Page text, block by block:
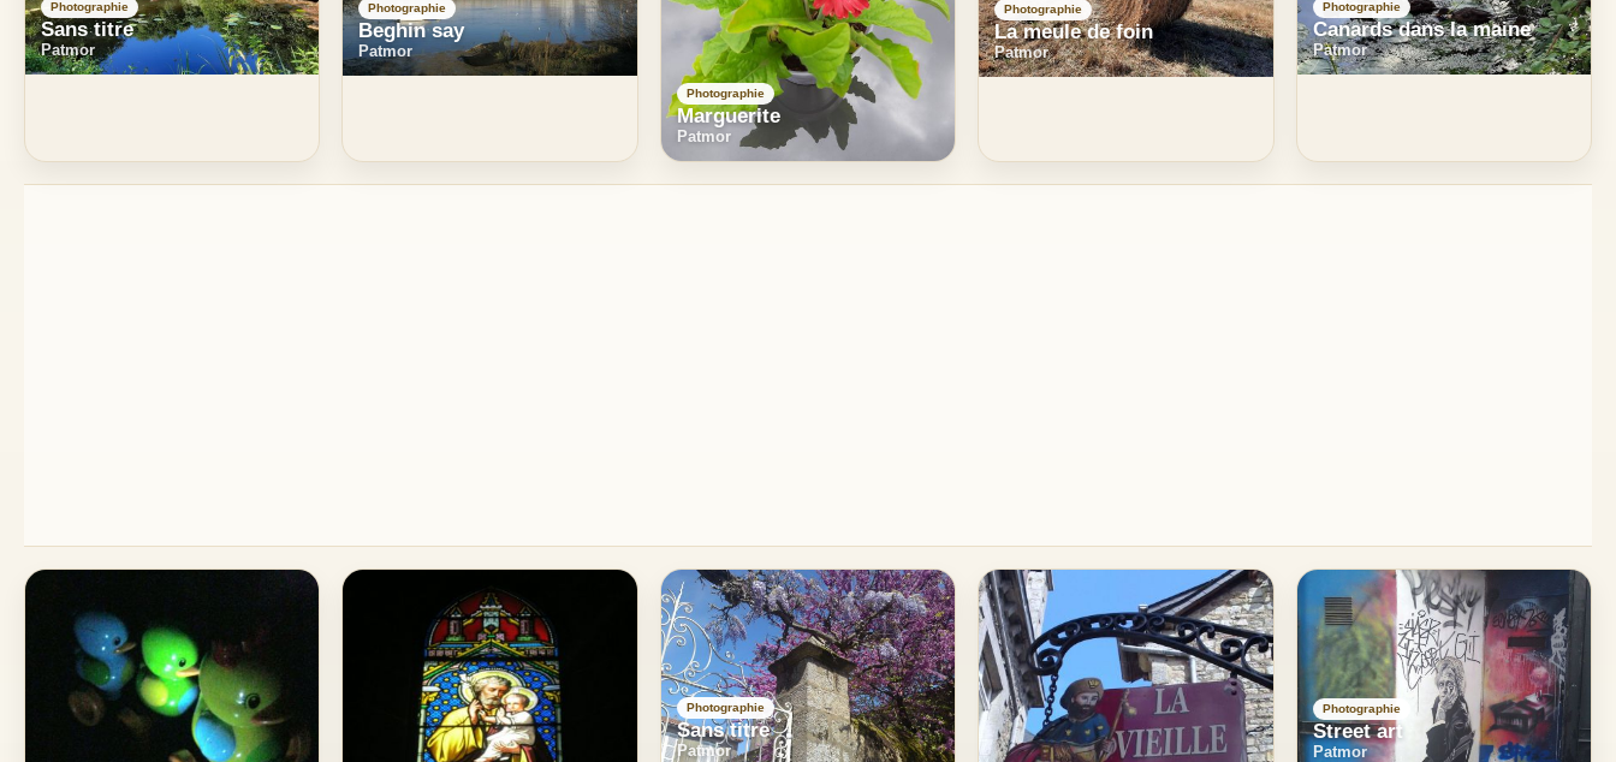
Photographie
Sans titre
Patmor
Photographie
Beghin say
Patmor
Photographie
Marguerite
Patmor
Photographie
La meule de foin
Patmor
Photographie
Canards dans la maine
Patmor
Photographie
Sans titre
Patmor
Photographie
Street art
Patmor